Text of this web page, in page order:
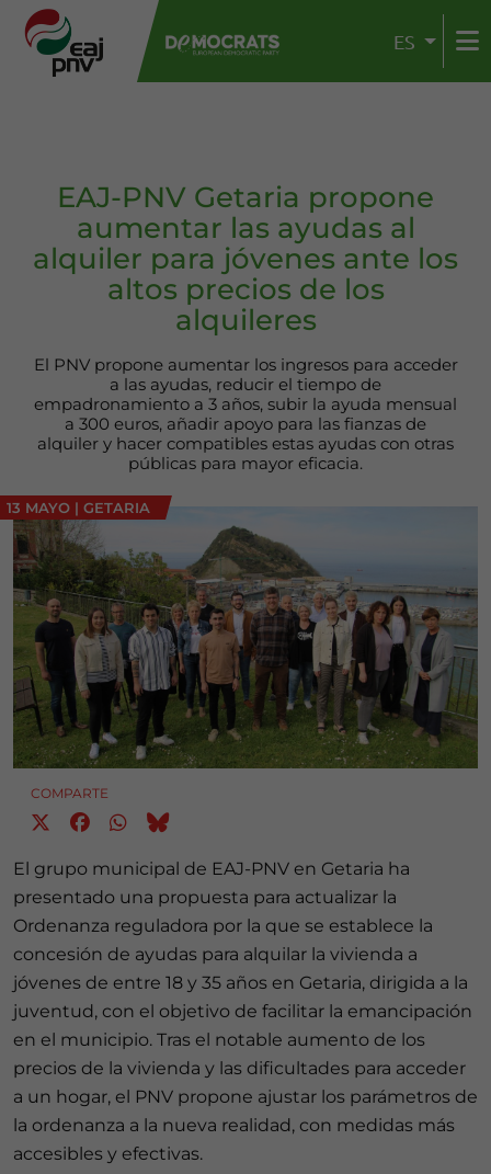
ES
EAJ-PNV Getaria propone
aumentar las ayudas al
alquiler para jóvenes ante los
altos precios de los
alquileres
El PNV propone aumentar los ingresos para acceder
a las ayudas, reducir el tiempo de
empadronamiento a 3 años, subir la ayuda mensual
a 300 euros, añadir apoyo para las fianzas de
alquiler y hacer compatibles estas ayudas con otras
públicas para mayor eficacia.
13 MAYO | GETARIA
COMPARTE
El grupo municipal de EAJ-PNV en Getaria ha
presentado una propuesta para actualizar la
Ordenanza reguladora por la que se establece la
concesión de ayudas para alquilar la vivienda a
jóvenes de entre 18 y 35 años en Getaria, dirigida a la
juventud, con el objetivo de facilitar la emancipación
en el municipio. Tras el notable aumento de los
precios de la vivienda y las dificultades para acceder
a un hogar, el PNV propone ajustar los parámetros de
la ordenanza a la nueva realidad, con medidas más
accesibles y efectivas.